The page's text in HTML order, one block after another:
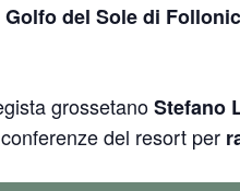
del Sole di
grossetanoStefano
del resort per